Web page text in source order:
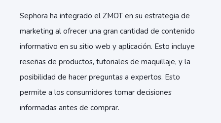
Sephora ha integrado el ZMOT en su estrategia de
marketing al ofrecer una gran cantidad de contenido
informativo en su sitio web y aplicación. Esto incluye
reseñas de productos, tutoriales de maquillaje, y la
posibilidad de hacer preguntas a expertos. Esto
permite a los consumidores tomar decisiones
informadas antes de comprar.